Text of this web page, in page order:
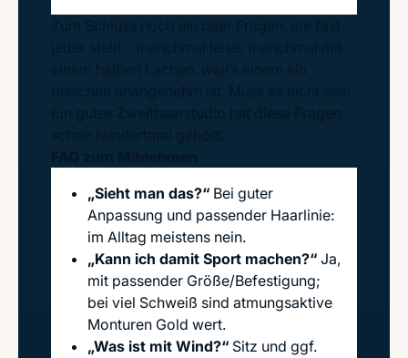
„Sieht man das?“ Bei guter
Anpassung und passender Haarlinie:
im Alltag meistens nein.
„Kann ich damit Sport machen?“ Ja,
mit passender Größe/Befestigung;
bei viel Schweiß sind atmungsaktive
Monturen Gold wert.
„Was ist mit Wind?“ Sitz und ggf.